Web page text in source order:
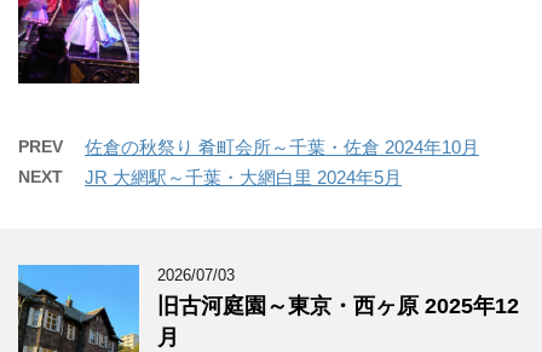
PREV 佐倉の秋祭り 肴町会所～千葉・佐倉 2024年10月
NEXT JR 大網駅～千葉・大網白里 2024年5月
2026/07/03
旧古河庭園～東京・西ヶ原 2025年12
月